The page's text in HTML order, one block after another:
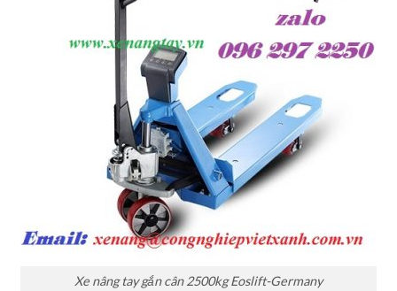
Xe nâng tay gắn cân 2500kg Eoslift-Germany